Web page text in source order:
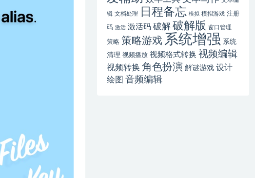
辑 文档处理 日程备忘 模拟 模拟游戏 注册
码 激活 激活码 破解破解版 窗口管理
策略 策略游戏 系统增强 系统
清理 视频播放 视频格式转换 视频编辑
视频转换 角色扮演 解谜游戏 设计
绘图 音频编辑